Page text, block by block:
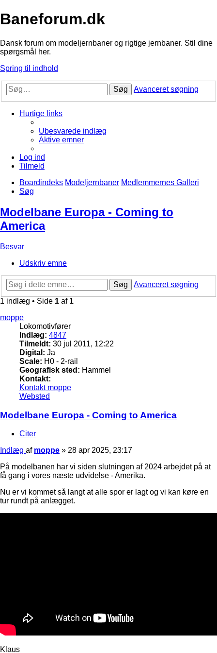
Baneforum.dk
Dansk forum om modeljernbaner og rigtige jernbaner. Stil dine
spørgsmål her.
Spring til indhold
Søg Avanceret søgning
Hurtige links
Ubesvarede indlæg
Aktive emner
Log ind
Tilmeld
Boardindeks Modeljernbaner Medlemmernes Galleri
Søg
Modelbane Europa - Coming to
America
Besvar
Udskriv emne
Søg
Avanceret søgning
1 indlæg • Side 1 af 1
moppe
Lokomotivfører
Indlæg: 4847
Tilmeldt: 30 jul 2011, 12:22
Digital: Ja
Scale: H0 - 2-rail
Geografisk sted: Hammel
Kontakt:
Kontakt moppe
Websted
Modelbane Europa - Coming to America
Citer
Indlæg af moppe » 28 apr 2025, 23:17
På modelbanen har vi siden slutningen af 2024 arbejdet på at
få gang i vores næste udvidelse - Amerika.
Nu er vi kommet så langt at alle spor er lagt og vi kan køre en
tur rundt på anlægget.
Klaus